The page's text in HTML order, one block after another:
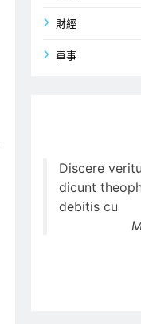
財經
軍事
Discere
dicunt
debitis cu